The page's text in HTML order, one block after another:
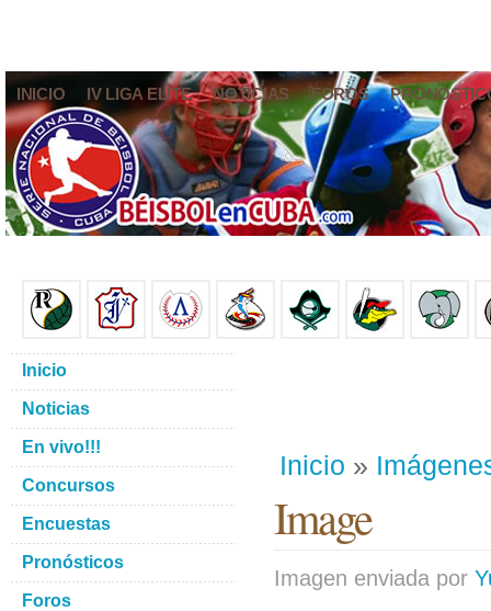
INICIO IV LIGA ELITE NOTICIAS FOROS
Inicio »
Image
Imagen enviada por
Inicio
Noticias
En vivo!!!
Concursos
Encuestas
Pronósticos
Foros